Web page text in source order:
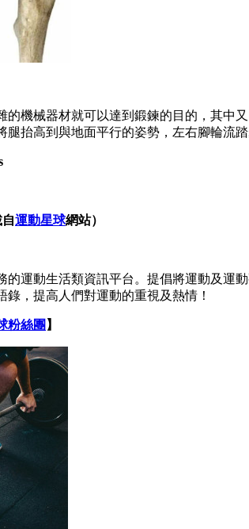
機械器材就可以達到鍛鍊的目的，其中
抬高到與地面平行的姿勢，左右腳輪流
運動星球網站）
運動生活類資訊平台。提倡將運動及運
，提高人們對運動的重視及熱情！
粉絲團 】